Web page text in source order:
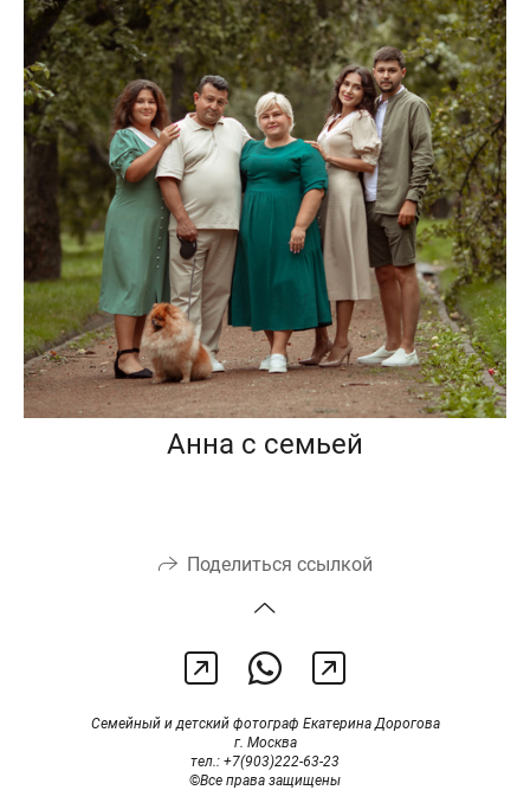
Анна с семьей
Поделиться ссылкой
Семейный и детский фотограф Екатерина Дорогова
г. Москва
тел.: +7(903)222-63-23
©Все права защищены